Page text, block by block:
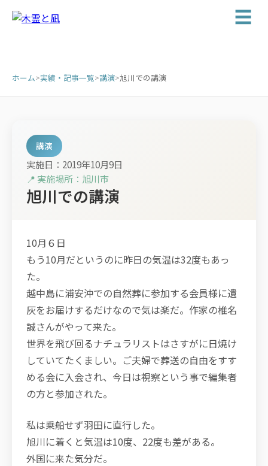
☰
ホーム>実績・記事一覧>講演>旭川での講演
講演
実施日：2019年10月9日
📍 実施場所：旭川市
旭川での講演
10月６日
もう10月だというのに昨日の気温は32度もあっ
た。
越中島に浦安沖での自然葬に参加する会員様に遺
灰をお届けするだけなので気は楽だ。作家の椎名
誠さんがやって来た。
世界を飛び回るナチュラリストはさすがに日焼け
していてたくましい。ご夫婦で葬送の自由をすす
める会に入会され、今日は視察という事で編集者
の方と参加された。
私は乗船せず羽田に直行した。
旭川に着くと気温は10度、22度も差がある。
外国に来た気分だ。